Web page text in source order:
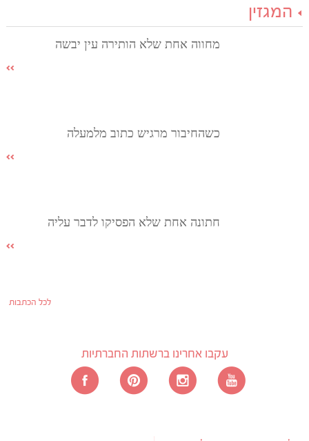
המגזין
מחווה אחת שלא הותירה עין יבשה
כשהחיבור מרגיש כתוב מלמעלה
חתונה אחת שלא הפסיקו לדבר עליה
לכל הכתבות
עקבו אחרינו ברשתות החברתיות